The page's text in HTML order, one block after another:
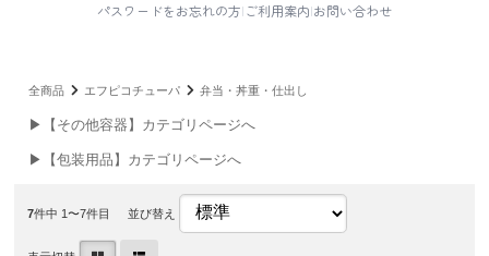
パスワードをお忘れの方|ご利用案内|お問い合わせ
全商品 エフピコチューパ 弁当・丼重・仕出し
▶【その他容器】カテゴリページへ
▶【包装用品】カテゴリページへ
7件中 1〜7件目 並び替え